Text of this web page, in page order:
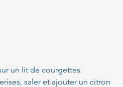
un lit de courgettes
saler et ajouter un citron